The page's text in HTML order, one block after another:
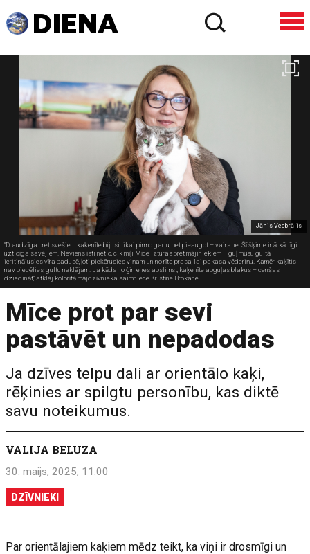
Jānis Vecbrālis
"Draudzīga pret svešiem kaķenīte bijusi tikai pirmo gadu, bet pieaugot – vairs ne. Šī šķirne ir ārkārtīgi
uzticīga savējiem. Neviens īsti netic, cik mīļi Mīce izturas pret mājiniekiem – guļ mūsu gultā,
ieritinājusies vīra padusē, ļoti pieķērusies viņam, un no rīta prasa, lai pakasa vēderiņu. Kamēr kaķītis
nav piecēlies, gultu neklājam. Ja kāds no ģimenes apslimst, kaķenīte apguļas blakus – cenšas
dziedināt," atklāj kolorītā mājdzīvnieka saimniece Kristīne Brokane.
Mīce prot par sevi
pastāvēt un nepadodas
Ja dzīves telpu dali ar orientālo kaķi,
rēķinies ar spilgtu personību, kas diktē
savu noteikumus.
VALIJA BELUZA
30. maijs, 2025, 11:00
DZĪVNIEKI
Par orientālajiem kaķiem mēdz teikt, ka viņi ir drosmīgi un